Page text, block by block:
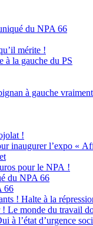
du NPA 66
mérite !
à la gauche du PS
à gauche
!
inaugurer l’expo «
pour le NPA !
du NPA 66
66
! Halte à la
Le monde du travail
à l’état d’urgence